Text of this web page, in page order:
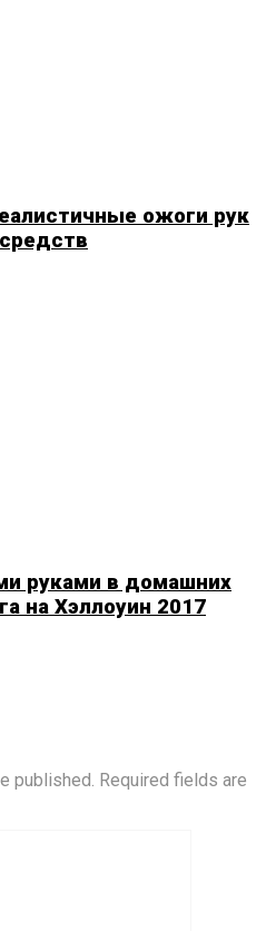
ожоги рук
руками в домашних
на Хэллоуин 2017
published. Required fields are